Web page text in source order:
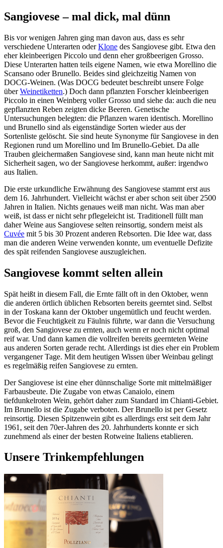
Sangiovese – mal dick, mal dünn
Bis vor wenigen Jahren ging man davon aus, dass es sehr
verschiedene Unterarten oderKlone des Sangiovese gibt. Etwa den
eher kleinbeerigen Piccolo und denn eher großbeerigen Grosso.
Diese Unterarten hatten teils eigene Namen, wie etwa Morellino die
Scansano oder Brunello. Beides sind gleichzeitig Namen von
DOCG-Weinen. (Was DOCG bedeutet beschreibt unsere Folge
überWeinetiketten.) Doch dann pflanzten Forscher kleinbeerigen
Piccolo in einen Weinberg voller Grosso und siehe da: auch die neu
gepflanzten Reben zeigten dicke Beeren. Genetische
Untersuchungen belegten: die Pflanzen waren identisch. Morellino
und Brunello sind als eigenständige Sorten wieder aus der
Sortenliste gelöscht. Sie sind heute Synonyme für Sangiovese in den
Regionen rund um Morellino und Im Brunello-Gebiet. Da alle
Trauben gleichermaßen Sangiovese sind, kann man heute nicht mit
Sicherheit sagen, wo der Sangiovese herkommt, außer: irgendwo
aus Italien.
Die erste urkundliche Erwähnung des Sangiovese stammt erst aus
dem 16. Jahrhundert. Vielleicht wächst er aber schon seit über 2500
Jahren in Italien. Nichts genaues weiß man nicht. Was man aber
weiß, ist dass er nicht sehr pflegeleicht ist. Traditionell füllt man
daher Weine aus Sangiovese selten reinsortig, sondern meist als
Cuvée mit 5 bis 30 Prozent anderen Rebsorten. Die Idee war, dass
man die anderen Weine verwenden konnte, um eventuelle Defizite
des spät reifenden Sangiovese auszugleichen.
Sangiovese kommt selten allein
Spät heißt in diesem Fall, die Ernte fällt oft in den Oktober, wenn
die anderen örtlich üblichen Rebsorten bereits geerntet sind. Selbst
in der Toskana kann der Oktober ungemütlich und feucht werden.
Bevor die Feuchtigkeit zu Fäulnis führte, war dann die Versuchung
groß, den Sangiovese zu ernten, auch wenn er noch nicht optimal
reif war. Und dann kamen die vollreifen bereits geernteten Weine
aus anderen Sorten gerade recht. Allerdings ist dies eher ein Problem
vergangener Tage. Mit dem heutigen Wissen über Weinbau gelingt
es regelmäßig reifen Sangiovese zu ernten.
Der Sangiovese ist eine eher dünnschalige Sorte mit mittelmäßiger
Farbausbeute. Die Zugabe von etwas Canaiolo, einem
tiefdunkelroten Wein, gehört daher zum Standard im Chianti-Gebiet.
Im Brunello ist die Zugabe verboten. Der Brunello ist per Gesetz
reinsortig. Diesen Spitzenwein gibt es allerdings erst seit dem Jahr
1961, seit den 70er-Jahren des 20. Jahrhunderts konnte er sich
zunehmend als einer der besten Rotweine Italiens etablieren.
Unsere Trinkempfehlungen